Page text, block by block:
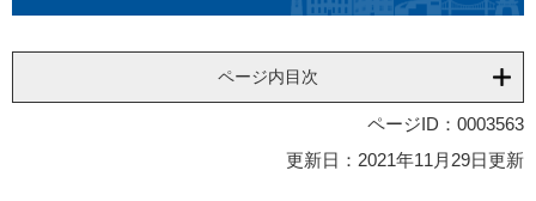
ページ内目次
ページID：0003563
更新日：2021年11月29日更新